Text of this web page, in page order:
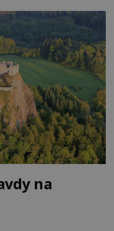
ve městě
na